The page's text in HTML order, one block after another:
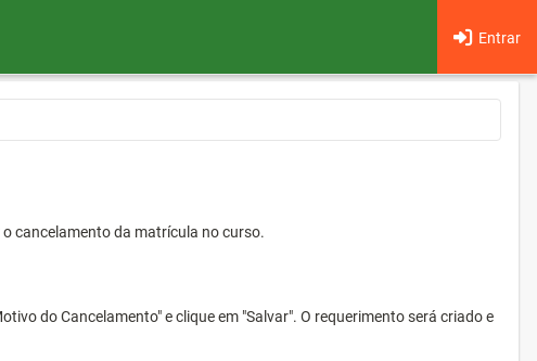
Entrar
cancelamento da matrícula no curso.
do Cancelamento" e clique em "Salvar". O requerimento será criado e